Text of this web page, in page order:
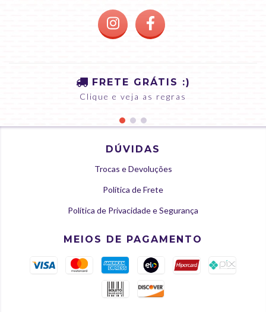
FRETE GRÁTIS :)
Clique e veja as regras
DÚVIDAS
Trocas e Devoluções
Política de Frete
Política de Privacidade e Segurança
MEIOS DE PAGAMENTO